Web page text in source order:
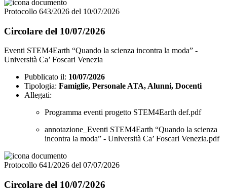
Protocollo 643/2026 del 10/07/2026
Circolare del 10/07/2026
Eventi STEM4Earth “Quando la scienza incontra la moda” -
Università Ca’ Foscari Venezia
Pubblicato il: 10/07/2026
Tipologia: Famiglie, Personale ATA, Alunni, Docenti
Allegati:
Programma eventi progetto STEM4Earth def.pdf
annotazione_Eventi STEM4Earth “Quando la scienza
incontra la moda” - Università Ca’ Foscari Venezia.pdf
Protocollo 641/2026 del 07/07/2026
Circolare del 10/07/2026